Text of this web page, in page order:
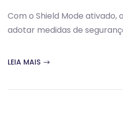
Com o Shield Mode
adotar medidas de
LEIA MAIS